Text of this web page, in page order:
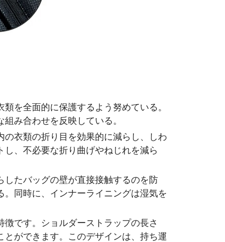
を全面的に保護するよう努めている。
み合わせを反映している。
衣類の折り目を効果的に減らし、しわ
、不必要な折り曲げやねじれを減ら
たバッグの壁が直接接触するのを防
同時に、インナーライニングは湿気を
です。ショルダーストラップの長さ
ができます。このデザインは、持ち運